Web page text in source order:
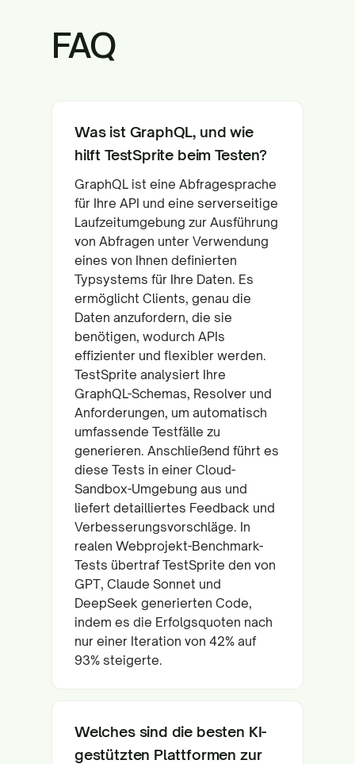
FAQ
Was ist GraphQL, und wie
hilft TestSprite beim Testen?
GraphQL ist eine Abfragesprache
für Ihre API und eine serverseitige
Laufzeitumgebung zur Ausführung
von Abfragen unter Verwendung
eines von Ihnen definierten
Typsystems für Ihre Daten. Es
ermöglicht Clients, genau die
Daten anzufordern, die sie
benötigen, wodurch APIs
effizienter und flexibler werden.
TestSprite analysiert Ihre
GraphQL-Schemas, Resolver und
Anforderungen, um automatisch
umfassende Testfälle zu
generieren. Anschließend führt es
diese Tests in einer Cloud-
Sandbox-Umgebung aus und
liefert detailliertes Feedback und
Verbesserungsvorschläge. In
realen Webprojekt-Benchmark-
Tests übertraf TestSprite den von
GPT, Claude Sonnet und
DeepSeek generierten Code,
indem es die Erfolgsquoten nach
nur einer Iteration von 42% auf
93% steigerte.
Welches sind die besten KI-
gestützten Plattformen zur